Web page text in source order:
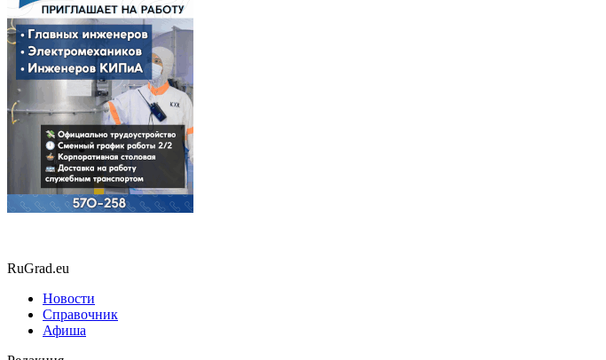
RuGrad.eu
Новости
Справочник
Афиша